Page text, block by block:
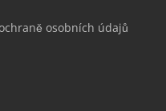
osobních údajů